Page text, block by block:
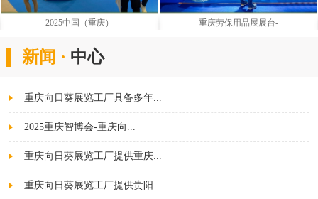
2025中国（重庆） 重庆劳保用品展展台-
新闻 · 中心
重庆向日葵展览工厂具备多年...
2025重庆智博会-重庆向...
重庆向日葵展览工厂提供重庆...
重庆向日葵展览工厂提供贵阳...